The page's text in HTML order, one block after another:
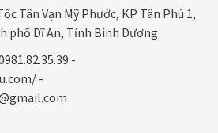
Tân Vạn Mỹ Phước, KP Tân Phú 1,
phố Dĩ An, Tỉnh Bình Dương
-
-